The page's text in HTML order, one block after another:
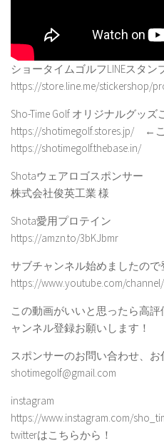
ショータイムゴルフLINEスタ
https://store.line.me/stickershop/
Sho-Time Golf オリジナルグッズ
https://shotimegolf.stores.jp/ ←
https://shotimegolf.thebase.in/
Shotaウェアロゴスポンサー
株式会社俊英工業 様
Shota愛用プロテイン
https://amzn.to/3bKJbmr
サブチャンネル始めましたので
https://www.youtube.com/channel/
この動画がいいと思ったら高
ャンネル登録お願いします！
スポンサーのお問い合わせ、
shotimegolf@gmail.com
instagram
https://www.instagram.com/
twitterはこちらから！